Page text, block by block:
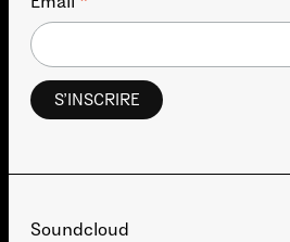
Soundcloud